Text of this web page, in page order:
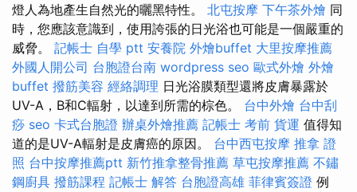
燈人為地產生自然光的曬黑特性。 北屯按摩 下午茶外燴 同
時，您應該意識到，使用誇張的日光浴也可能是一個嚴重的
威脅。 記帳士 自學 ptt 安養院 外燴buffet 大里按摩推薦
外國人開公司 台胞證台南 wordpress seo 歐式外燴 外燴
buffet 撥筋美容 經絡調理 日光浴膜類型還將皮膚暴露於
UV-A，B和C輻射，以達到所需的棕色。 台中外燴 台中刮
痧 seo 卡式台胞證 辦桌外燴推薦 記帳士 考前 貨運 值得知
道的是UV-A輻射是皮膚癌的原因。 台中西屯按摩 推拿 證
照 台中按摩推薦ptt 新竹推拿整骨推薦 草屯按摩推薦 不鏽
鋼廚具 撥筋課程 記帳士 解答 台胞證高雄 菲律賓簽證 例